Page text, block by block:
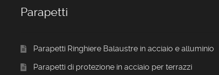
Parapetti
Parapetti Ringhiere Balaustre in acciaio e alluminio
Parapetti di protezione in acciaio per terrazzi